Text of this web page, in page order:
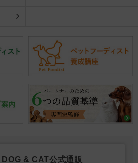
& CAT公式通販